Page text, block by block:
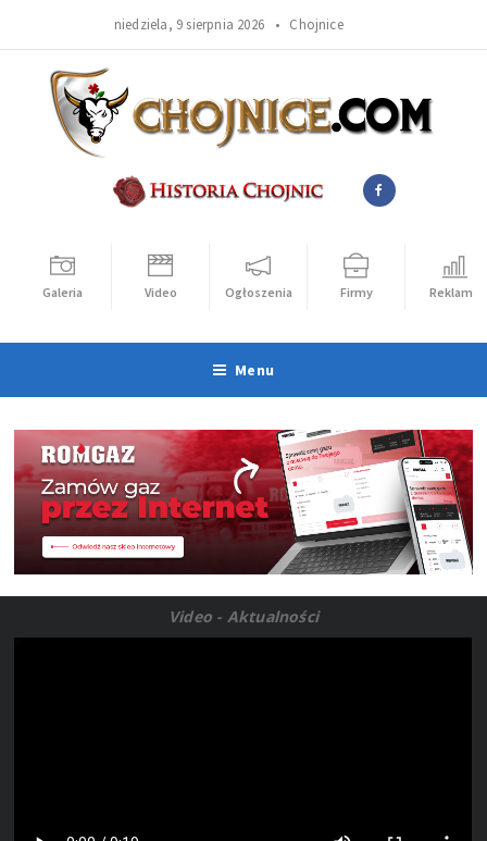
niedziela, 9 sierpnia 2026 • Chojnice
Galeria Video Ogłoszenia Firmy Reklama
Menu
Video - Aktualności